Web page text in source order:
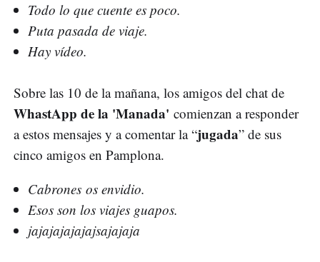
Todo lo que cuente es poco.
Puta pasada de viaje.
Hay vídeo.
Sobre las 10 de la mañana, los amigos del chat de
WhastApp de la 'Manada' comienzan a responder
a estos mensajes y a comentar la “jugada” de sus
cinco amigos en Pamplona.
Cabrones os envidio.
Esos son los viajes guapos.
jajajajajajajsajajaja